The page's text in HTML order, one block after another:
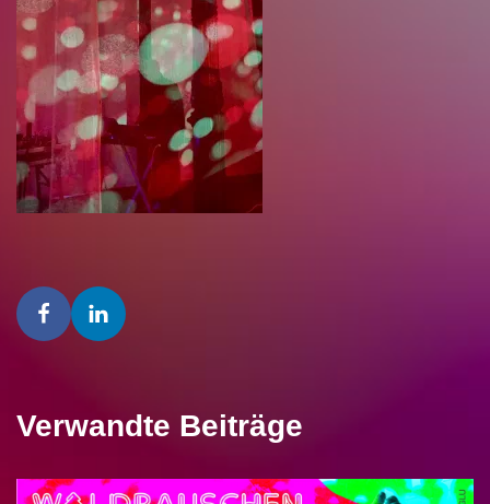
Verwandte Beiträge